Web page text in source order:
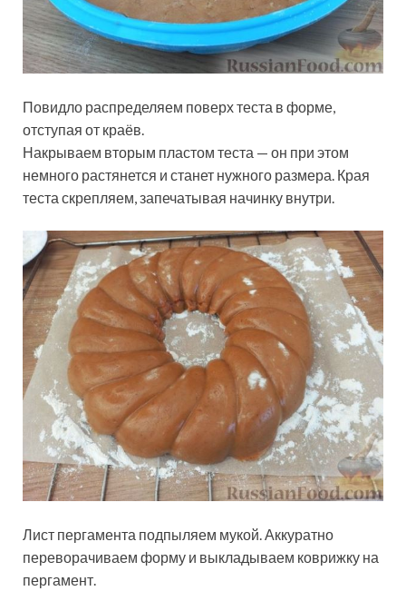
Повидло распределяем поверх теста в форме,
отступая от краёв.
Накрываем вторым пластом теста — он при этом
немного растянется и станет нужного размера. Края
теста скрепляем, запечатывая начинку внутри.
Лист пергамента подпыляем мукой. Аккуратно
переворачиваем форму и выкладываем коврижку на
пергамент.